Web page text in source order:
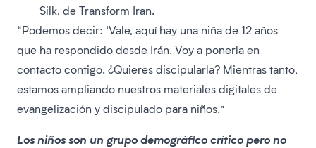
Silk, de Transform Iran.
“Podemos decir: ‘Vale, aquí hay una niña de 12 años
que ha respondido desde Irán. Voy a ponerla en
contacto contigo. ¿Quieres discipularla? Mientras tanto,
estamos ampliando nuestros materiales digitales de
evangelización y discipulado para niños.”
Los niños son un grupo demográfico crítico pero no